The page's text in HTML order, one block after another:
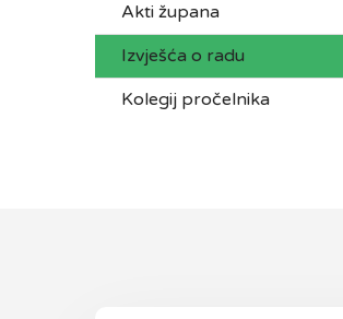
Akti župana
Izvješća o radu
Kolegij pročelnika